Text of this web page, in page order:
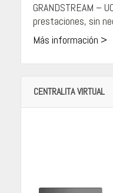
GRANDSTREAM –
prestaciones, sin
Más información >
CENTRALITA VIRTUAL